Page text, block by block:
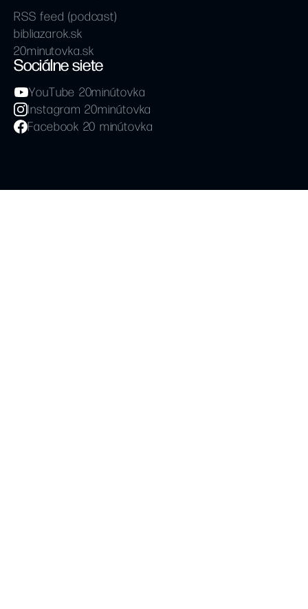
RSS feed (podcast)
bibliazarok.sk
20minutovka.sk
Sociálne siete
YouTube 20minútovka
Instagram 20minútovka
Facebook 20 minútovka